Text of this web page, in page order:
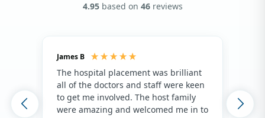
4.95 based on 46 reviews
James B
The hospital placement was brilliant
all of the doctors and staff were keen
to get me involved. The host family
were amazing and welcomed me in to